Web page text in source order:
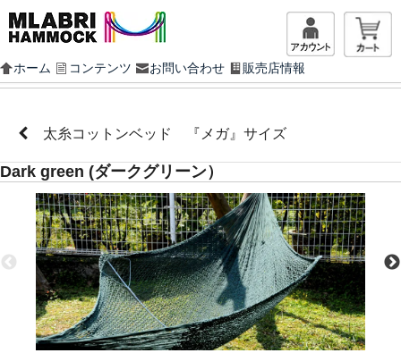
マイアカ
ホーム コンテンツ お問い合わせ 販売店情報
太糸コットンベッド 『メガ』サイズ
Dark green (ダークグリーン）